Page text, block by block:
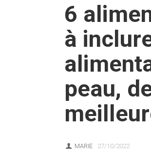
6
à
peau,
MARIE 27/10/2022